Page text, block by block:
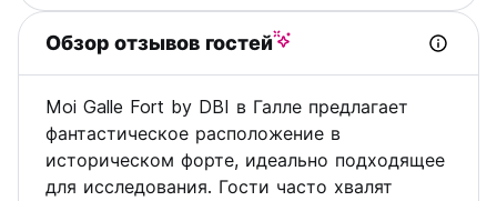
Обзор отзывов гостей
Moi Galle Fort by DBI в Галле предлагает
фантастическое расположение в
историческом форте, идеально подходящее
для исследования. Гости часто хвалят